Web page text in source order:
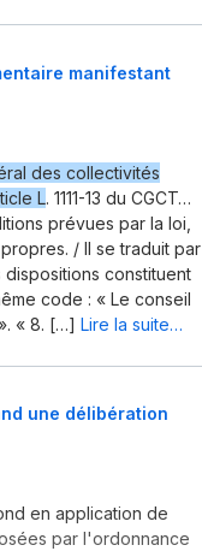
manifestant
des collectivités
L. 1111-13 du CGCT…
prévues par la loi,
/ Il se traduit par
dispositions constituent
code : « Le conseil
« 8. […] Lire la suite…
une délibération
en application de
par l'ordonnance